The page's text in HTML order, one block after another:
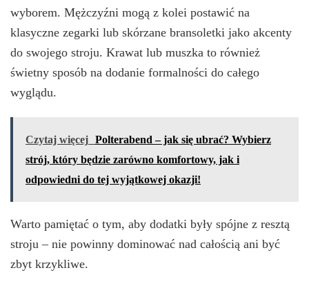
wyborem. Mężczyźni mogą z kolei postawić na
klasyczne zegarki lub skórzane bransoletki jako akcenty
do swojego stroju. Krawat lub muszka to również
świetny sposób na dodanie formalności do całego
wyglądu.
Czytaj więcej Polterabend – jak się ubrać? Wybierz
strój, który będzie zarówno komfortowy, jak i
odpowiedni do tej wyjątkowej okazji!
Warto pamiętać o tym, aby dodatki były spójne z resztą
stroju – nie powinny dominować nad całością ani być
zbyt krzykliwe.